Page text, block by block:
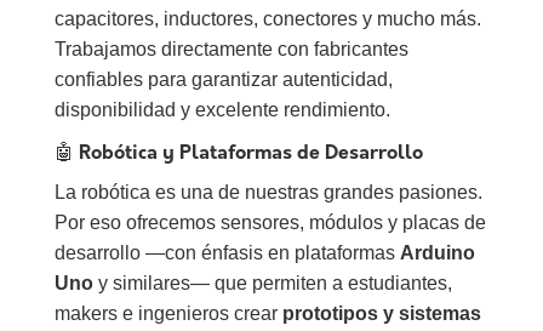
capacitores, inductores, conectores y mucho más.
Trabajamos directamente con fabricantes
confiables para garantizar autenticidad,
disponibilidad y excelente rendimiento.
🤖 Robótica y Plataformas de Desarrollo
La robótica es una de nuestras grandes pasiones.
Por eso ofrecemos sensores, módulos y placas de
desarrollo —con énfasis en plataformas Arduino
Unoy similares— que permiten a estudiantes,
makers e ingenieros crear prototipos y sistemas